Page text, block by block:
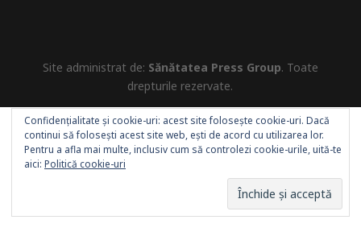
Site administrat de: Sănătatea Press Group. Toate
drepturile rezervate.
Confidențialitate și cookie-uri: acest site folosește cookie-uri. Dacă
continui să folosești acest site web, ești de acord cu utilizarea lor.
Pentru a afla mai multe, inclusiv cum să controlezi cookie-urile, uită-te
aici: Politică cookie-uri